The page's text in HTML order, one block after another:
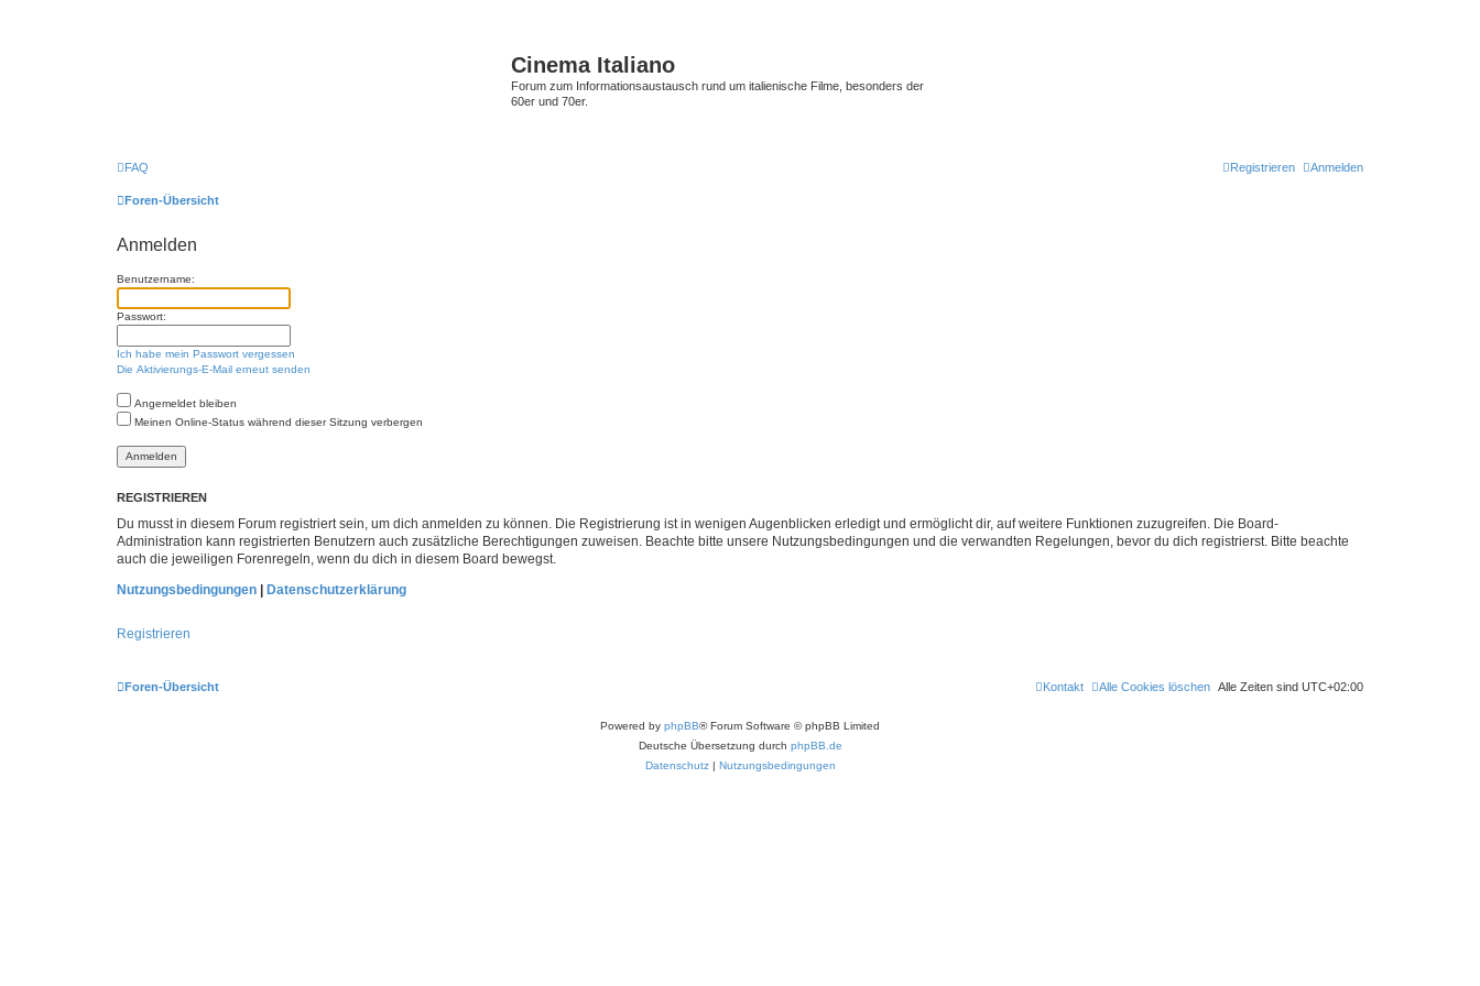
Cinema Italiano
Forum zum Informationsaustausch rund um italienische Filme, besonders der
60er und 70er.
FAQ Anmelden
Registrieren
Foren-Übersicht
Anmelden
Benutzername:
Passwort:
Ich habe mein Passwort vergessen
Die Aktivierungs-E-Mail erneut senden
Angemeldet bleiben
Meinen Online-Status während dieser Sitzung verbergen
REGISTRIEREN
Du musst in diesem Forum registriert sein, um dich anmelden zu können. Die Registrierung ist in wenigen Augenblicken erledigt und ermöglicht dir, auf weitere Funktionen zuzugreifen. Die Board-
Administration kann registrierten Benutzern auch zusätzliche Berechtigungen zuweisen. Beachte bitte unsere Nutzungsbedingungen und die verwandten Regelungen, bevor du dich registrierst. Bitte beachte
auch die jeweiligen Forenregeln, wenn du dich in diesem Board bewegst.
Nutzungsbedingungen | Datenschutzerklärung
Registrieren
Foren-Übersicht Alle Zeiten sind UTC+02:00
Alle Cookies löschen
Kontakt
Powered by phpBB® Forum Software © phpBB Limited
Deutsche Übersetzung durch phpBB.de
Datenschutz| Nutzungsbedingungen